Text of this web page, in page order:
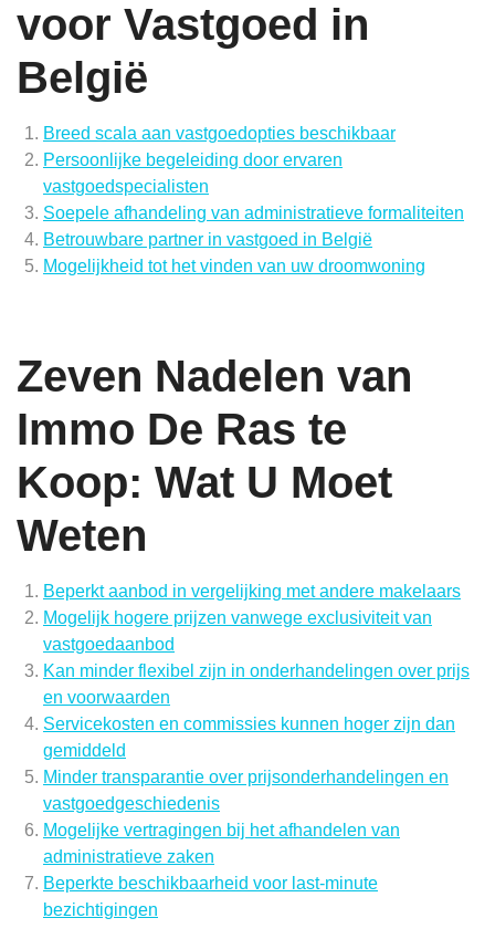
voor Vastgoed in
België
Breed scala aan vastgoedopties beschikbaar
Persoonlijke begeleiding door ervaren
vastgoedspecialisten
Soepele afhandeling van administratieve formaliteiten
Betrouwbare partner in vastgoed in België
Mogelijkheid tot het vinden van uw droomwoning
Zeven Nadelen van
Immo De Ras te
Koop: Wat U Moet
Weten
Beperkt aanbod in vergelijking met andere makelaars
Mogelijk hogere prijzen vanwege exclusiviteit van
vastgoedaanbod
Kan minder flexibel zijn in onderhandelingen over prijs
en voorwaarden
Servicekosten en commissies kunnen hoger zijn dan
gemiddeld
Minder transparantie over prijsonderhandelingen en
vastgoedgeschiedenis
Mogelijke vertragingen bij het afhandelen van
administratieve zaken
Beperkte beschikbaarheid voor last-minute
bezichtigingen